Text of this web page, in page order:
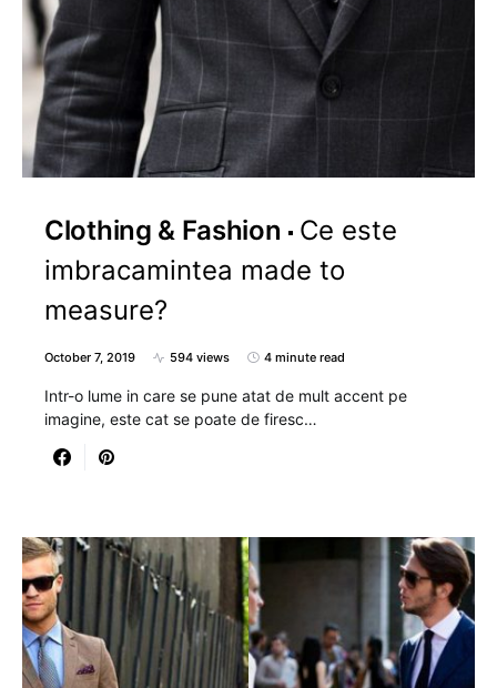
Clothing & Fashion
Ce este
imbracamintea made to
measure?
October 7, 2019 594 views 4 minute read
Intr-o lume in care se pune atat de mult accent pe
imagine, este cat se poate de firesc…